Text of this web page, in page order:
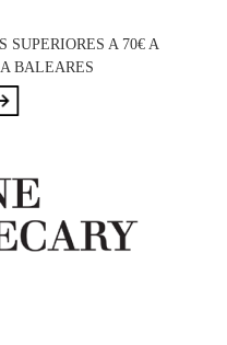
SUPERIORES A 70€ A
BALEARES